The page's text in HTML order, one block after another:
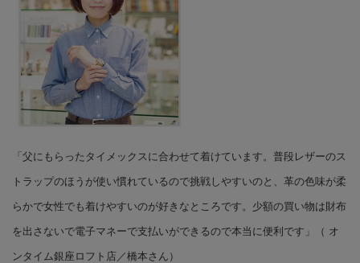
「父にもらったタイメックスに合わせて着けています。普段レザーのス
トラップのほうが使い慣れているので挑戦しやすいのと、革の色味が柔
らかで女性でも着けやすいのが好きなところです。少額の買い物は財布
を出さないで電子マネーで支払いができるので本当に便利です」（ オ
ンタイム銀座ロフト店／橋本さん）